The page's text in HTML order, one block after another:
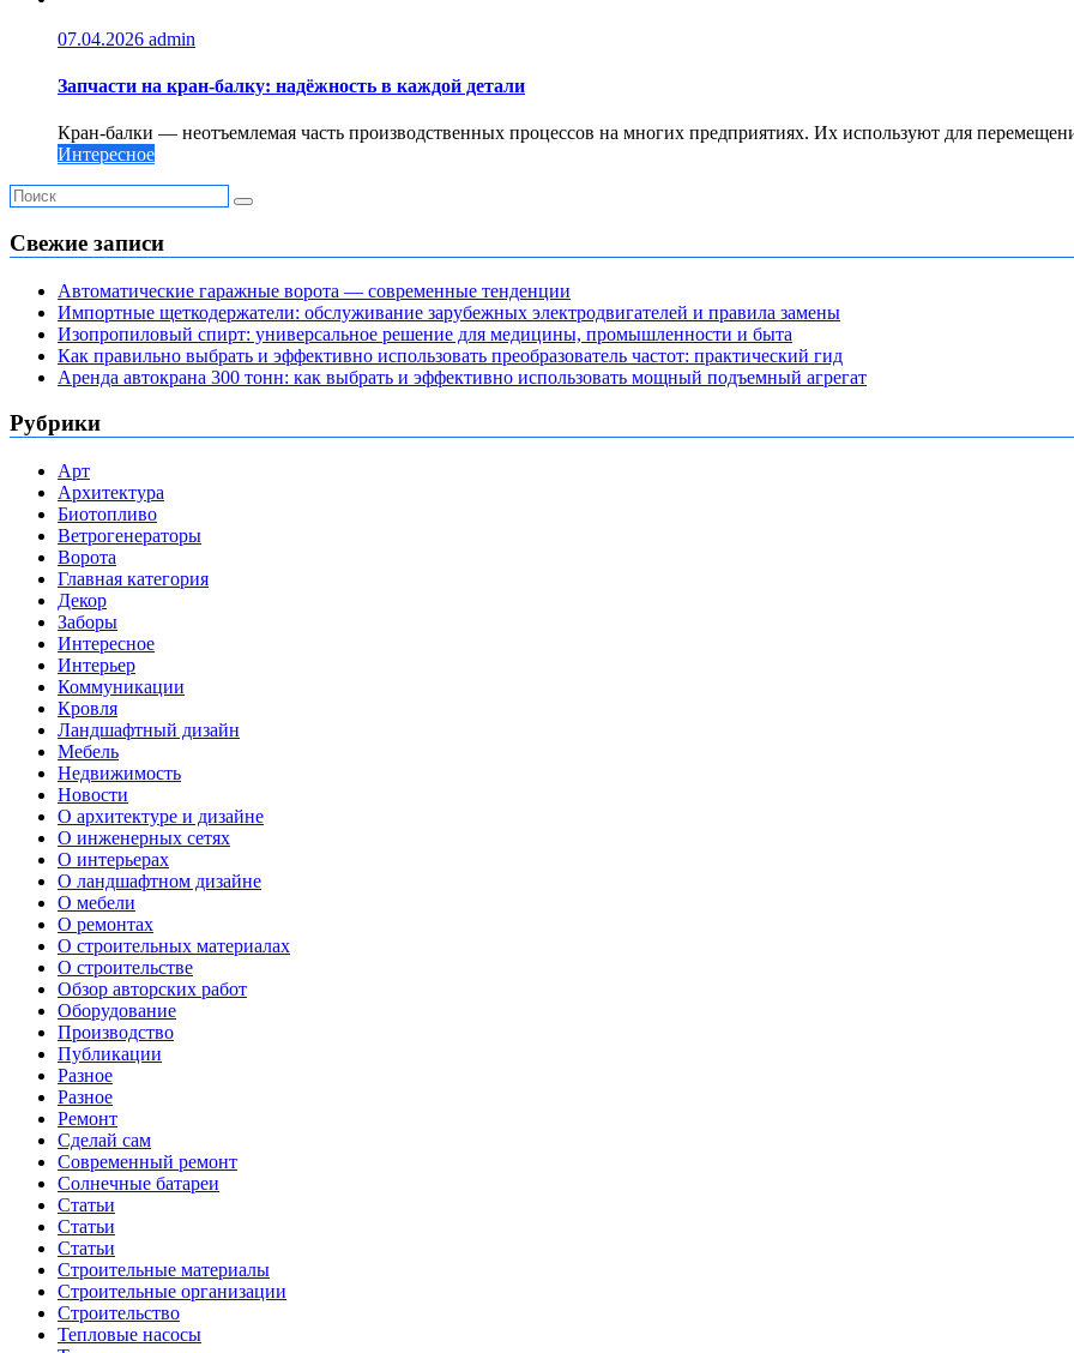
07.04.2026 admin
Запчасти на кран-балку: надёжность в каждой детали
Кран-балки — неотъемлемая часть производственных процессов на многих предприятиях. Их используют для
Интересное
Свежие записи
Автоматические гаражные ворота — современные тенденции
Импортные щеткодержатели: обслуживание зарубежных электродвигателей и правила замены
Изопропиловый спирт: универсальное решение для медицины, промышленности и быта
Как правильно выбрать и эффективно использовать преобразователь частот: практический гид
Аренда автокрана 300 тонн: как выбрать и эффективно использовать мощный подъемный агрегат
Рубрики
Арт
Архитектура
Биотопливо
Ветрогенераторы
Ворота
Главная категория
Декор
Заборы
Интересное
Интерьер
Коммуникации
Кровля
Ландшафтный дизайн
Мебель
Недвижимость
Новости
О архитектуре и дизайне
О инженерных сетях
О интерьерах
О ландшафтном дизайне
О мебели
О ремонтах
О строительных материалах
О строительстве
Обзор авторских работ
Оборудование
Производство
Публикации
Разное
Разное
Ремонт
Сделай сам
Современный ремонт
Солнечные батареи
Статьи
Статьи
Статьи
Строительные материалы
Строительные организации
Строительство
Тепловые насосы